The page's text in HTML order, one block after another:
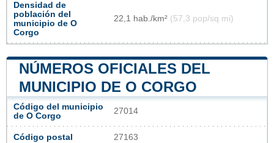
Densidad de
población del
municipio de O
Corgo
22,1 hab./km² (57,3 pop/sq mi)
NÚMEROS OFICIALES DEL
MUNICIPIO DE O CORGO
Código del municipio
de O Corgo
27014
Código postal 27163